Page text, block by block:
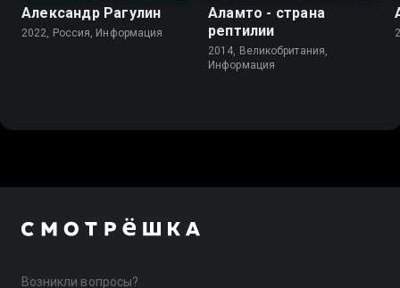
Александр Рагулин
2022, Россия, Информация
Аламто - страна
рептилии
2014, Великобритания,
Информация
Возникли вопросы?